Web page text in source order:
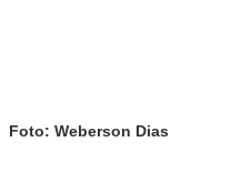
Foto: Weberson Dias